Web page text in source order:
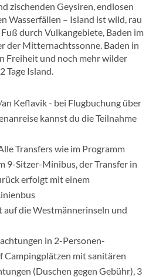
zischenden Geysiren, endlosen
Wasserfällen – Island ist wild, rau
durch Vulkangebiete, Baden im
der Mitternachtssonne. Baden in
Freiheit und noch mehr wilder
Tage Island.
Keflavik - bei Flugbuchung über
kannst du die Teilnahme
Transfers wie im Programm
9-Sitzer-Minibus, der Transfer in
erfolgt mit einem
auf die Westmännerinseln und
in 2-Personen-
Campingplätzen mit sanitären
(Duschen gegen Gebühr), 3